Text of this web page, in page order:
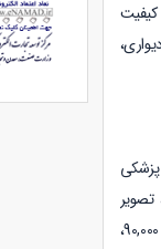
کیفیت
تصویر
استوک، دانلود 90,000 تصویر استوک، مرجع تصایر استوک، تصاویر استوک با کیفیت عالی، دانلود تصویر با کیفیت 90,000،